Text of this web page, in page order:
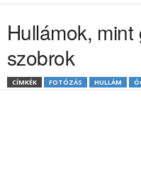
Hullámok,
szobrok
CÍMKÉK FOTÓZÁS HULLÁM